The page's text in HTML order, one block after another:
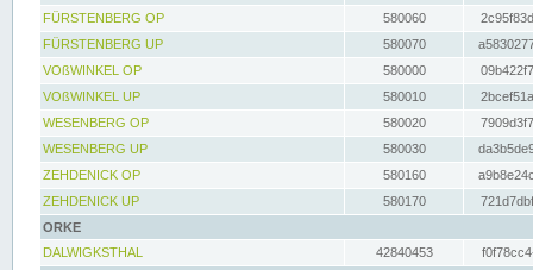
FÜRSTENBERG OP
580060
FÜRSTENBERG UP
580070
VOßWINKEL OP
580000
VOßWINKEL UP
580010
WESENBERG OP
580020
WESENBERG UP
580030
ZEHDENICK OP
580160
ZEHDENICK UP
580170
ORKE
DALWIGKSTHAL
42840453